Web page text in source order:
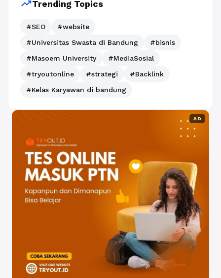
trending_upTrending Topics
#SEO
#website
#Universitas Swasta di Bandung
#bisnis
#Masoem University
#MediaSosial
#tryoutonline
#strategi
#Backlink
#Kelas Karyawan di bandung
AD